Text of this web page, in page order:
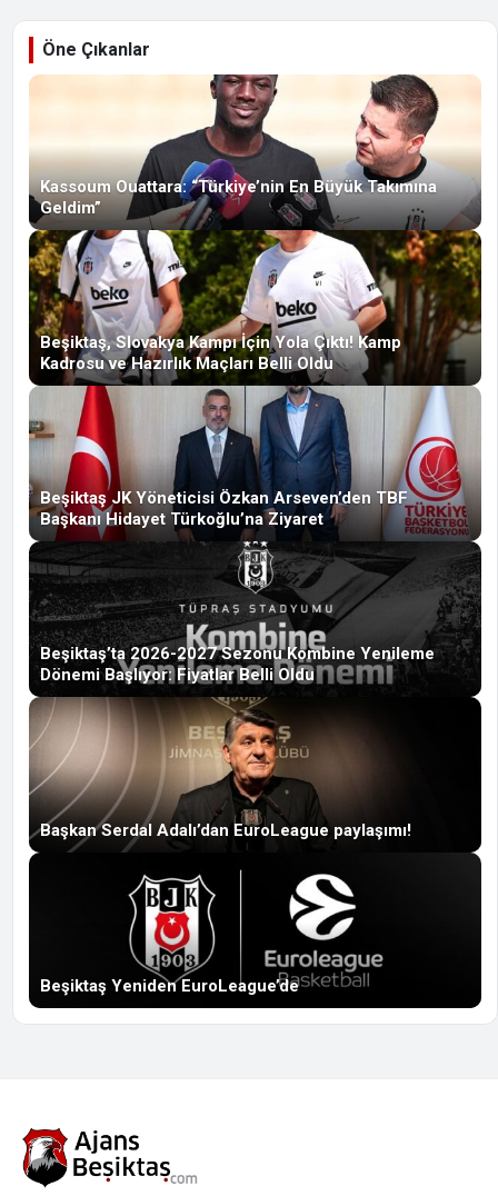
Öne Çıkanlar
Kassoum Ouattara: “Türkiye’nin En Büyük Takımına
Geldim”
Beşiktaş, Slovakya Kampı İçin Yola Çıktı! Kamp
Kadrosu ve Hazırlık Maçları Belli Oldu
Beşiktaş JK Yöneticisi Özkan Arseven’den TBF
Başkanı Hidayet Türkoğlu’na Ziyaret
Beşiktaş’ta 2026-2027 Sezonu Kombine Yenileme
Dönemi Başlıyor: Fiyatlar Belli Oldu
Başkan Serdal Adalı’dan EuroLeague paylaşımı!
Beşiktaş Yeniden EuroLeague’de